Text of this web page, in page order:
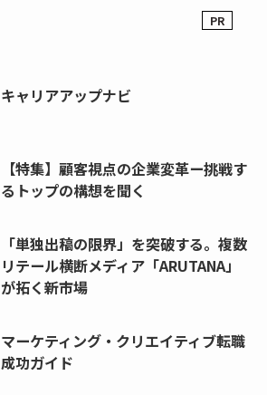
キャリアアップナビ
【特集】顧客視点の企業変革ー挑戦す
るトップの構想を聞く
「単独出稿の限界」を突破する。複数
リテール横断メディア「ARUTANA」
が拓く新市場
マーケティング・クリエイティブ転職
成功ガイド